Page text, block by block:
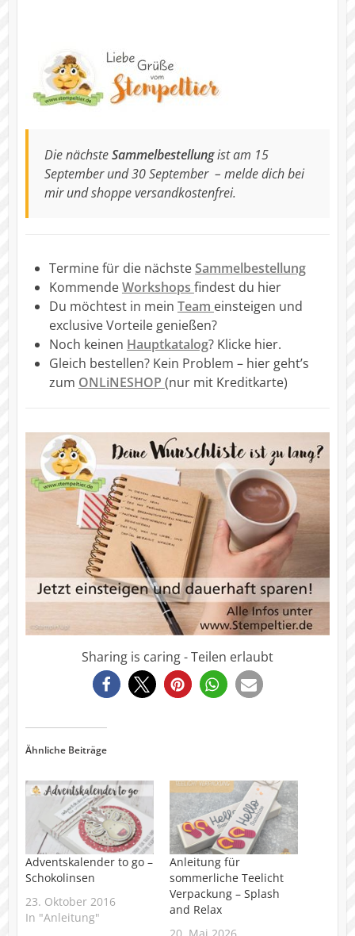
Die nächsteSammelbestellungist am 15
September und 30 September – melde dich bei
mir und shoppe versandkostenfrei.
Termine für die nächsteSammelbestellung
KommendeWorkshops findest du hier
Du möchtest in mein Team einsteigen und
exclusive Vorteile genießen?
Noch keinen Hauptkatalog? Klicke hier.
Gleich bestellen? Kein Problem – hier geht’s
zum ONLiNESHOP (nur mit Kreditkarte)
Sharing is caring - Teilen erlaubt
3327
Ähnliche Beiträge
Adventskalender to go –
Schokolinsen
23. Oktober 2016
In "Anleitung"
Anleitung für
sommerliche Teelicht
Verpackung – Splash
and Relax